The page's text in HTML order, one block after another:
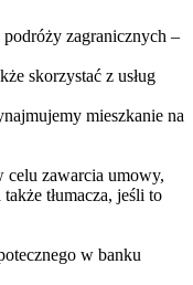
zagranicznych –
skorzystać z usług
mieszkanie na
celu zawarcia umowy,
tłumacza, jeśli to
w banku